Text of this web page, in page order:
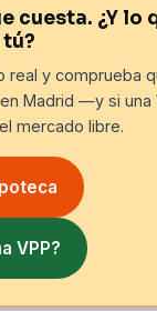
cuesta. ¿Y lo
real y comprueba
Madrid —y si una
mercado libre.
VPP?